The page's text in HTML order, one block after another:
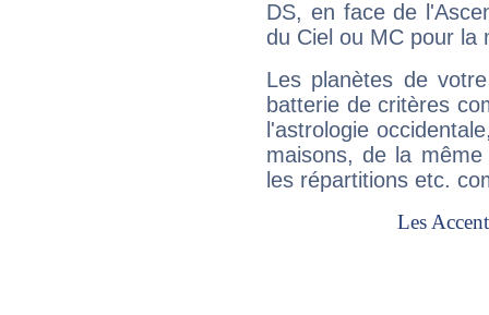
DS, en face de
du Ciel ou MC pour la
Les planètes de
batterie de critères
l'astrologie
maisons, de la
les répartitions etc.